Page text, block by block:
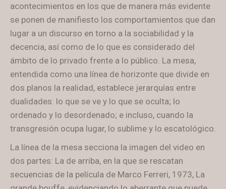
acontecimientos en los que de manera más evidente
se ponen de manifiesto los comportamientos que dan
lugar a un discurso en torno a la sociabilidad y la
decencia, así como de lo que es considerado del
ámbito de lo privado frente a lo público. La mesa,
entendida como una línea de horizonte que divide en
dos planos la realidad, establece jerarquías entre
dualidades: lo que se ve y lo que se oculta; lo
ordenado y lo desordenado; e incluso, cuando la
transgresión ocupa lugar, lo sublime y lo escatológico.
La línea de la mesa secciona la imagen del video en
dos partes: La de arriba, en la que se rescatan
secuencias de la película de Marco Ferreri, 1973, La